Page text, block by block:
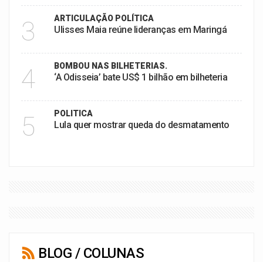
3 ARTICULAÇÃO POLÍTICA
Ulisses Maia reúne lideranças em Maringá
4 BOMBOU NAS BILHETERIAS.
‘A Odisseia’ bate US$ 1 bilhão em bilheteria
5 POLITICA
Lula quer mostrar queda do desmatamento
BLOG / COLUNAS